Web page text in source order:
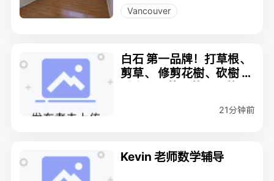
Vancouver
白石 第一品牌！打草根、
剪草、 修剪花樹、砍樹 、
21分钟前
Kevin 老师数学辅导